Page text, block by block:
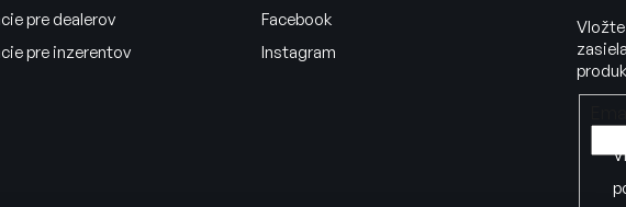
pre dealerov
pre inzerentov
Facebook
Instagram
Vložte